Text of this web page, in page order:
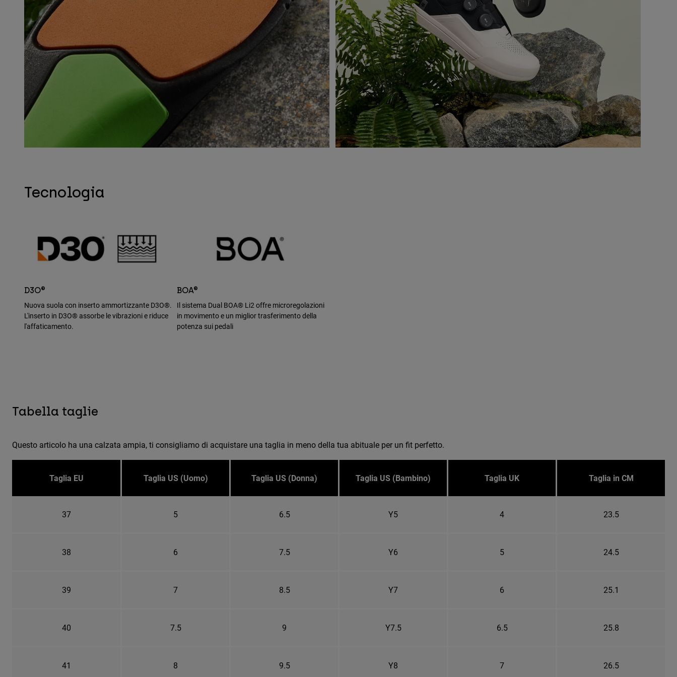
Tecnologia
D3O®
Nuova suola con inserto ammortizzante D3O®.
L'inserto in D3O® assorbe le vibrazioni e riduce
l'affaticamento.
BOA®
Il sistema Dual BOA® Li2 offre microregolazioni
in movimento e un miglior trasferimento della
potenza sui pedali
Tabella taglie
Questo articolo ha una calzata ampia, ti consigliamo di acquistare una taglia in meno della tua abituale per un fit perfetto.
Taglia EU Taglia US (Uomo) Taglia US (Donna) Taglia US (Bambino) Taglia UK Taglia in CM
37 5 6.5 Y5 4 23.5
38 6 7.5 Y6 5 24.5
39 7 8.5 Y7 6 25.1
40 7.5 9 Y7.5 6.5 25.8
41 8 9.5 Y8 7 26.5